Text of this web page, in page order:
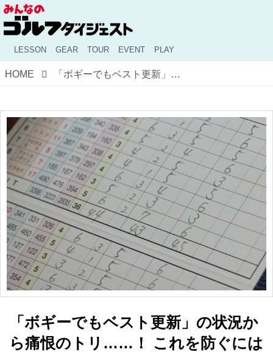
LESSON GEAR TOUR EVENT PLAY
HOME 「ボギーでもベスト更新」の状況から痛恨のトリ……！ これを防ぐにはどうしたらいい？プロキャディが考えた
「ボギーでもベスト更新」の状況か
ら痛恨のトリ……！ これを防ぐには